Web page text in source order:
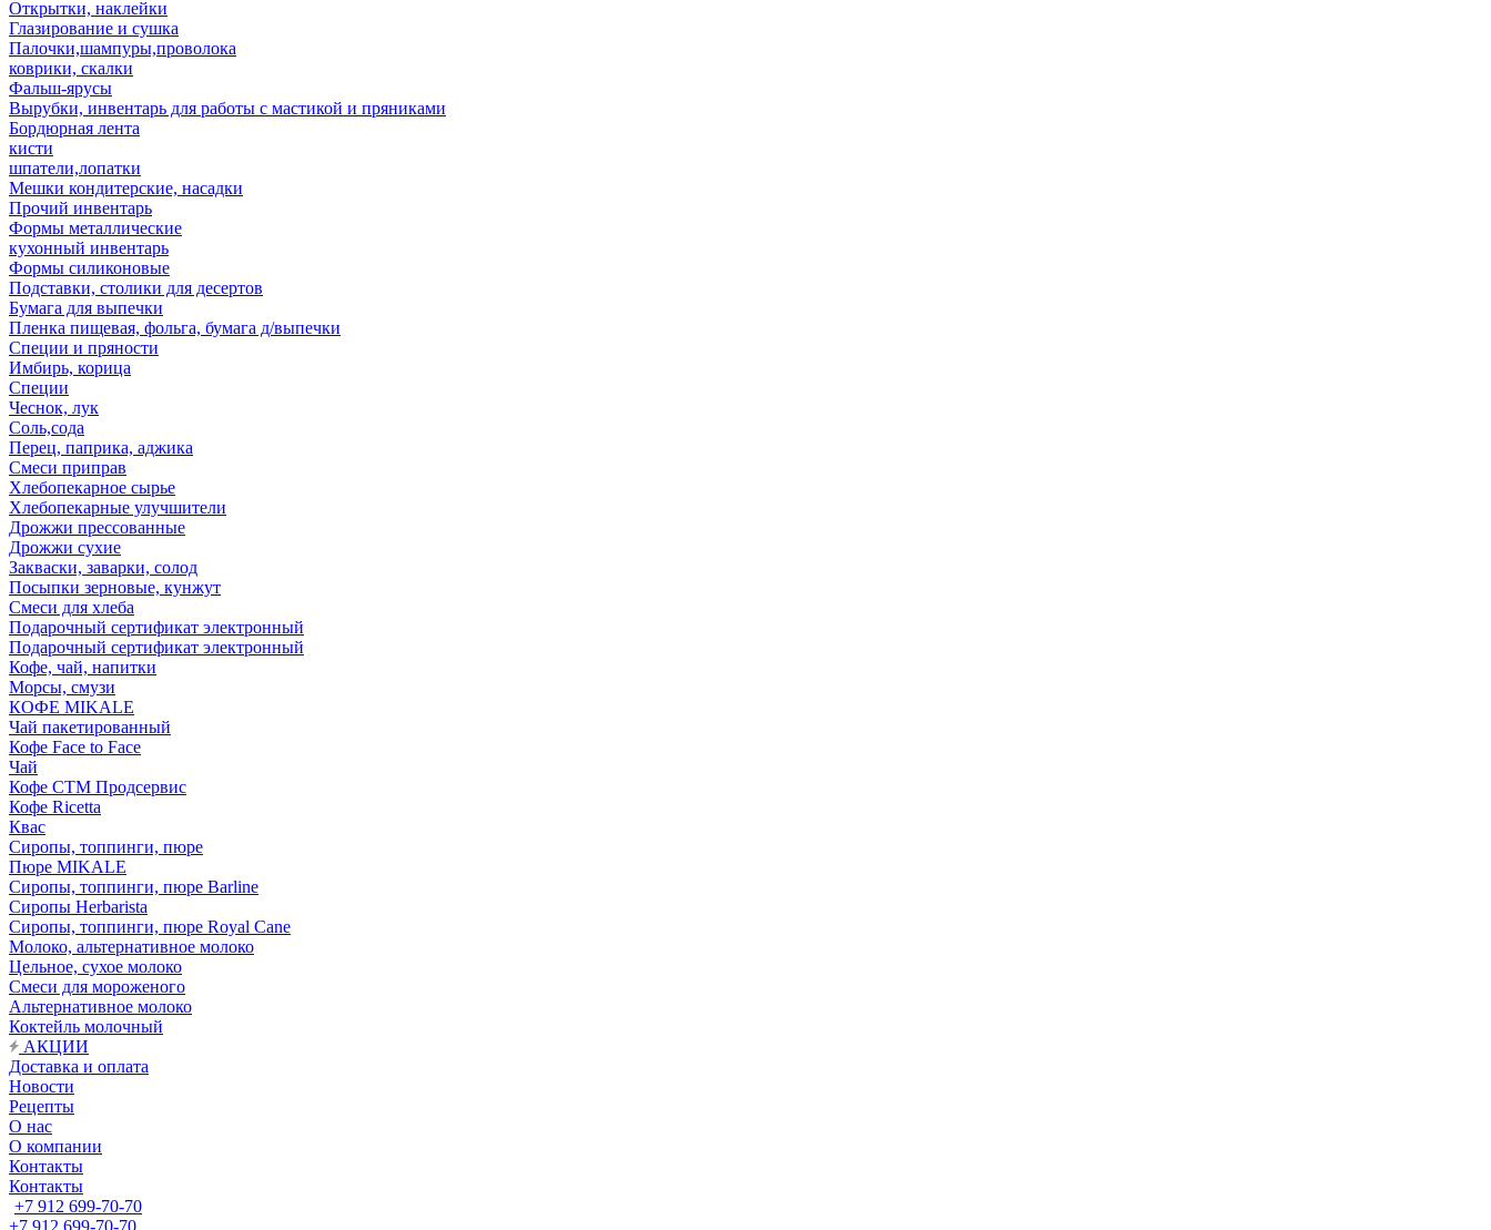
Открытки, наклейки
Глазирование и сушка
Палочки,шампуры,проволока
коврики, скалки
Фальш-ярусы
Вырубки, инвентарь для работы с мастикой и пряниками
Бордюрная лента
кисти
шпатели,лопатки
Мешки кондитерские, насадки
Прочий инвентарь
Формы металлические
кухонный инвентарь
Формы силиконовые
Подставки, столики для десертов
Бумага для выпечки
Пленка пищевая, фольга, бумага д/выпечки
Специи и пряности
Имбирь, корица
Специи
Чеснок, лук
Соль,сода
Перец, паприка, аджика
Смеси приправ
Хлебопекарное сырье
Хлебопекарные улучшители
Дрожжи прессованные
Дрожжи сухие
Закваски, заварки, солод
Посыпки зерновые, кунжут
Смеси для хлеба
Подарочный сертификат электронный
Подарочный сертификат электронный
Кофе, чай, напитки
Морсы, смузи
КОФЕ MIKALE
Чай пакетированный
Кофе Face to Face
Чай
Кофе СТМ Продсервис
Кофе Ricetta
Квас
Сиропы, топпинги, пюре
Пюре MIKALE
Сиропы, топпинги, пюре Barline
Сиропы Herbarista
Сиропы, топпинги, пюре Royal Cane
Молоко, альтернативное молоко
Цельное, сухое молоко
Смеси для мороженого
Альтернативное молоко
Коктейль молочный
АКЦИИ
Доставка и оплата
Новости
Рецепты
О нас
О компании
Контакты
Контакты
+7 912 699-70-70
+7 912 699-70-70